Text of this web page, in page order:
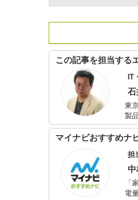
この記事を担当する
IT
石
東京大
製品レビュ
リケ
グ
マイナビおすすめナ
担
中
「
電